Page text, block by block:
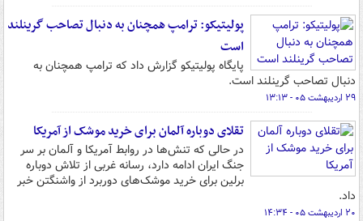
پولیتیکو: ترامپ همچنان به دنبال تصاحب گرینلند
است
پایگاه پولیتیکو گزارش داد که ترامپ همچنان به
دنبال تصاحب گرینلند است.
۲۹ اردیبهشت ۰۵ - ۱۳:۱۳
تقلای دوباره آلمان برای خرید موشک از آمریکا
در حالی که تنش‌ها در روابط آمریکا و آلمان بر سر
جنگ ایران ادامه دارد، رسانه غربی از تلاش دوباره
برلین برای خرید موشک‌های دوربرد از واشنگتن خبر
داد.
۲۰ اردیبهشت ۰۵ - ۱۴:۳۴